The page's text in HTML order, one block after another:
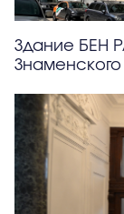
Здание БЕН